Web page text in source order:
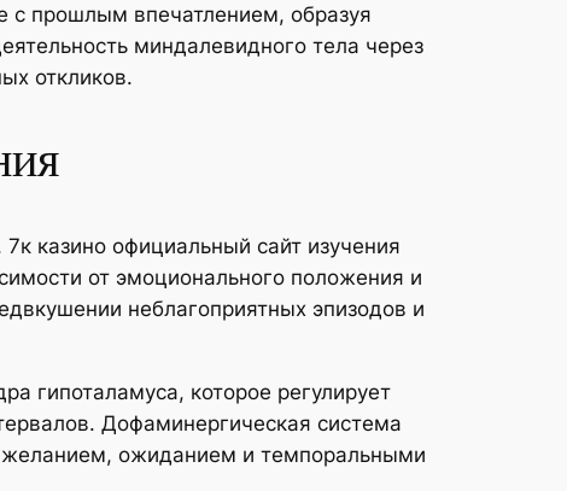
с прошлым впечатлением, образуя
миндалевидного тела через
откликов.
казино официальный сайт изучения
от эмоционального положения и
неблагоприятных эпизодов и
гипоталамуса, которое регулирует
Дофаминергическая система
желанием, ожиданием и темпоральными